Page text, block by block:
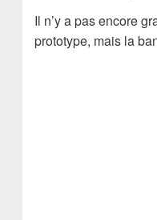
Il n’y a pas encore
prototype, mais la